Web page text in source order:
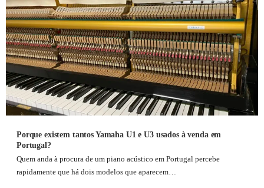
Porque existem tantos Yamaha U1 e U3 usados à venda em
Portugal?
Quem anda à procura de um piano acústico em Portugal percebe
rapidamente que há dois modelos que aparecem…